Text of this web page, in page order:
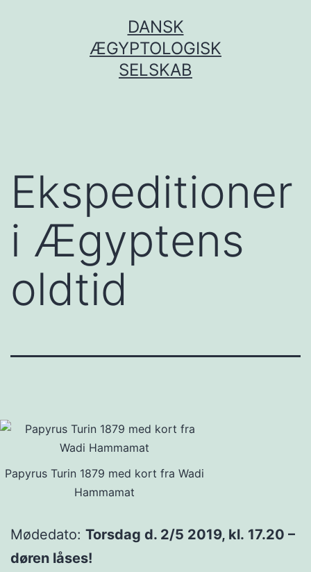
DANSK
ÆGYPTOLOGISK
SELSKAB
Ekspeditioner
i Ægyptens
oldtid
Papyrus Turin 1879 med kort fra Wadi
Hammamat
Mødedato: Torsdag d. 2/5 2019, kl. 17.20 –
døren låses!